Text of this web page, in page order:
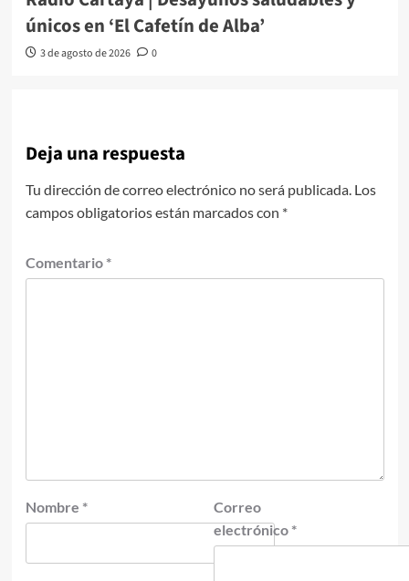
únicos en ‘El Cafetín de Alba’
3 de agosto de 2026 0
Deja una respuesta
Tu dirección de correo electrónico no será publicada. Los
campos obligatorios están marcados con *
Comentario *
Nombre *
Correo
electrónico *